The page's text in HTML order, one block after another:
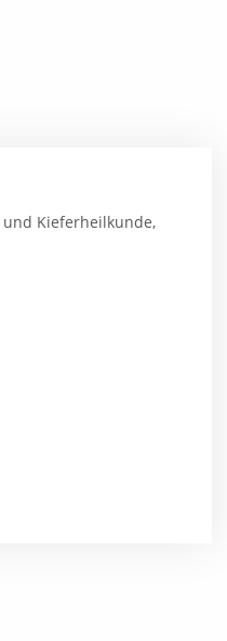
Kieferheilkunde,